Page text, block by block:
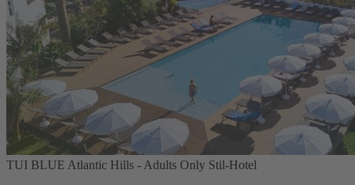
TUI BLUE Atlantic Hills - Adults Only Stil-Hotel